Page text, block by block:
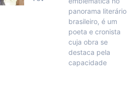
panorama literário
brasileiro, é um
poeta e cronista
cuja obra se
destaca pela
capacidade